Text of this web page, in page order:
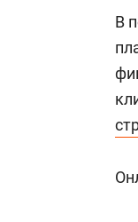
В
Рекомендуем
Как ГК
создают
комфорта